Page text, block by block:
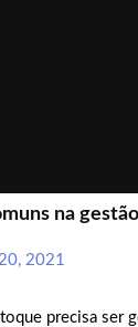
na
2021
precisa ser